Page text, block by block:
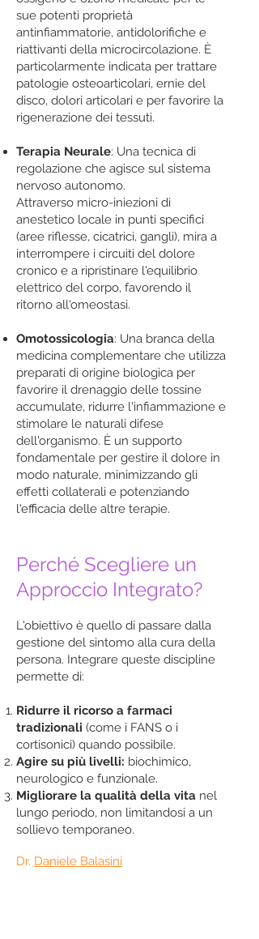
sue potenti proprietà
antinfiammatorie, antidolorifiche e
riattivanti della microcircolazione. È
particolarmente indicata per trattare
patologie osteoarticolari, ernie del
disco, dolori articolari e per favorire la
rigenerazione dei tessuti.
Terapia Neurale: Una tecnica di
regolazione che agisce sul sistema
nervoso autonomo.
Attraverso micro-iniezioni di
anestetico locale in punti specifici
(aree riflesse, cicatrici, gangli), mira a
interrompere i circuiti del dolore
cronico e a ripristinare l'equilibrio
elettrico del corpo, favorendo il
ritorno all'omeostasi.
Omotossicologia: Una branca della
medicina complementare che utilizza
preparati di origine biologica per
favorire il drenaggio delle tossine
accumulate, ridurre l'infiammazione e
stimolare le naturali difese
dell'organismo. È un supporto
fondamentale per gestire il dolore in
modo naturale, minimizzando gli
effetti collaterali e potenziando
l'efficacia delle altre terapie.
Perché Scegliere un
Approccio Integrato?
L'obiettivo è quello di passare dalla
gestione del sintomo alla cura della
persona. Integrare queste discipline
permette di:
Ridurre il ricorso a farmaci
tradizionali (come i FANS o i
cortisonici) quando possibile.
Agire su più livelli: biochimico,
neurologico e funzionale.
Migliorare la qualità della vita nel
lungo periodo, non limitandosi a un
sollievo temporaneo.
Dr. Daniele Balasini